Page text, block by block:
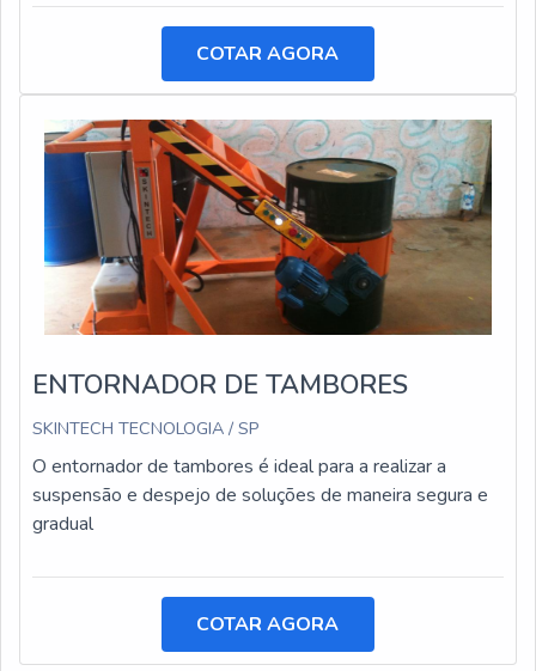
COTAR AGORA
ENTORNADOR DE TAMBORES
SKINTECH TECNOLOGIA / SP
O entornador de tambores é ideal para a realizar a
suspensão e despejo de soluções de maneira segura e
gradual
COTAR AGORA